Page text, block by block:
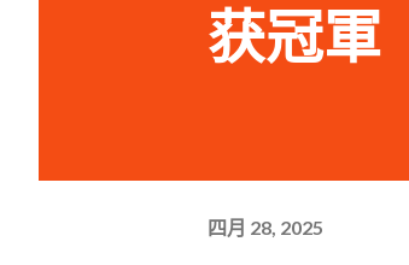
获冠軍
四月 28, 2025